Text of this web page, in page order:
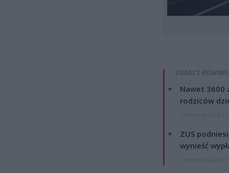
ZOBACZ
Nawet 3600
rodziców
ZUS
wynieść